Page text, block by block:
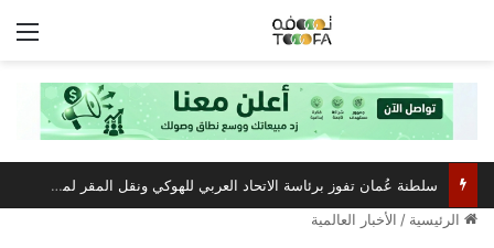
سلطنة عُمان تفوز برئاسة الاتحاد العربي للهوكي ونقل المقر لمسقط
الرئيسية / الأخبار العالمية